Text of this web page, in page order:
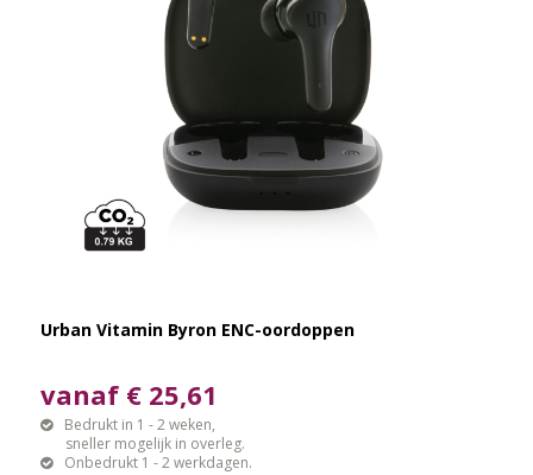
Urban Vitamin Byron ENC-oordoppen
vanaf € 25,61
Bedrukt in 1 - 2 weken,
sneller mogelijk in overleg.
Onbedrukt 1 - 2 werkdagen.